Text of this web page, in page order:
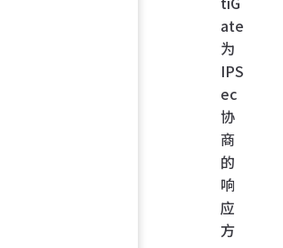
ate
为
IPS
ec
协
商
的
响
应
方